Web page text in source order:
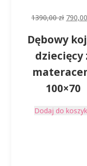
1390,00zł 790,00
Dębowy
dziecięcy
100×70
Dodaj do